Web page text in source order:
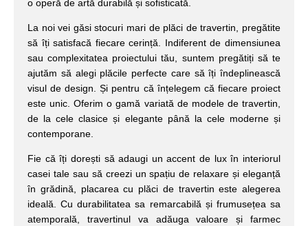
o operă de artă durabilă și sofisticată.
La noi vei găsi stocuri mari de plăci de travertin, pregătite
să îți satisfacă fiecare cerință. Indiferent de dimensiunea
sau complexitatea proiectului tău, suntem pregătiți să te
ajutăm să alegi plăcile perfecte care să îți îndeplinească
visul de design. Și pentru că înțelegem că fiecare proiect
este unic. Oferim o gamă variată de modele de travertin,
de la cele clasice și elegante până la cele moderne și
contemporane.
Fie că îți dorești să adaugi un accent de lux în interiorul
casei tale sau să creezi un spațiu de relaxare și eleganță
în grădină, placarea cu plăci de travertin este alegerea
ideală. Cu durabilitatea sa remarcabilă și frumusețea sa
atemporală, travertinul va adăuga valoare și farmec